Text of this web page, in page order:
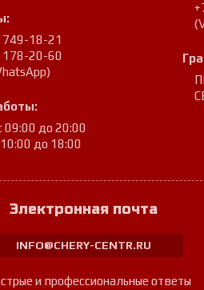
749-18-21
178-20-60
09:00 до 20:00
до 18:00
Электронная почта
INFO@CHERY-CENTR.RU
и профессиональные ответы